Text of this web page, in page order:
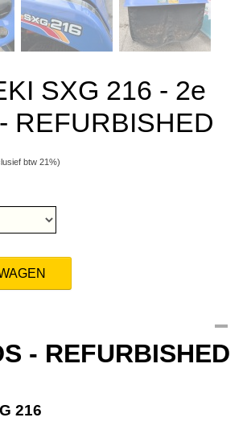
SXG 216 - 2e
REFURBISHED
btw 21%)
- REFURBISHED
216